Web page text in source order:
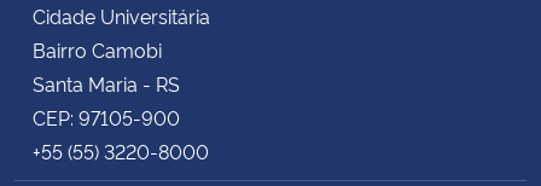
Cidade Universitária
Bairro Camobi
Santa Maria - RS
CEP: 97105-900
+55 (55) 3220-8000